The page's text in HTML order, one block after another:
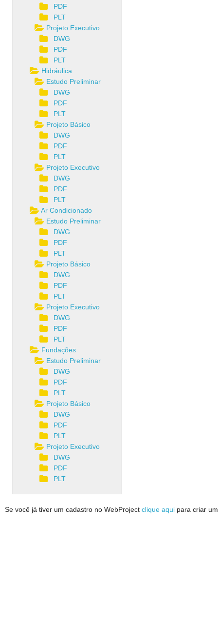
PDF
PLT
Projeto Executivo
DWG
PDF
PLT
Hidráulica
Estudo Preliminar
DWG
PDF
PLT
Projeto Básico
DWG
PDF
PLT
Projeto Executivo
DWG
PDF
PLT
Ar Condicionado
Estudo Preliminar
DWG
PDF
PLT
Projeto Básico
DWG
PDF
PLT
Projeto Executivo
DWG
PDF
PLT
Fundações
Estudo Preliminar
DWG
PDF
PLT
Projeto Básico
DWG
PDF
PLT
Projeto Executivo
DWG
PDF
PLT
Se você já tiver um cadastro no WebProject clique aqui para criar